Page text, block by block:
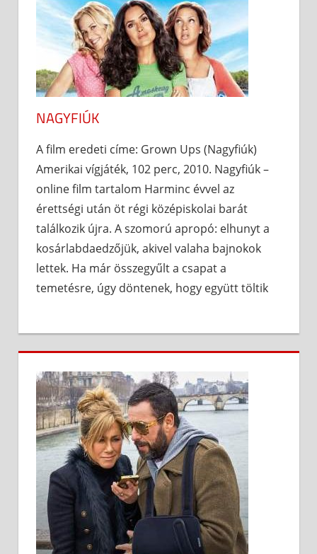
NAGYFIÚK
A film eredeti címe: Grown Ups (Nagyfiúk)
Amerikai vígjáték, 102 perc, 2010. Nagyfiúk –
online film tartalom Harminc évvel az
érettségi után öt régi középiskolai barát
találkozik újra. A szomorú apropó: elhunyt a
kosárlabdaedzőjük, akivel valaha bajnokok
lettek. Ha már összegyűlt a csapat a
temetésre, úgy döntenek, hogy együtt töltik